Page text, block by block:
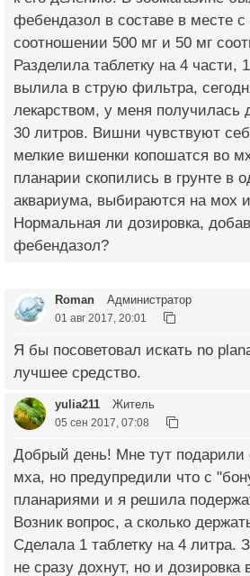
фебендазол в составе в месте с
соотношении 500 мг и 50 мг
Разделила таблетку на 4 части,
вылила в струю фильтра,
лекарством, у меня получилась
30 литров. Вишни чувствуют
мелкие вишенки копошатся во
планарии скопились в грунте в
аквариума, выбираются на мох
Нормальная ли дозировка,
фебендазол?
Roman Администратор
01 авг 2017, 20:01
Я бы посоветовал искать no
лучшее средство.
yulia211 Житель
05 сен 2017, 07:08
Добрый день! Мне тут подарили
мха, но предупредили что с
планариями и я решила
Возник вопрос, а сколько
Сделала 1 таблетку на 4 литра.
не сразу дохнут, но и дозировка